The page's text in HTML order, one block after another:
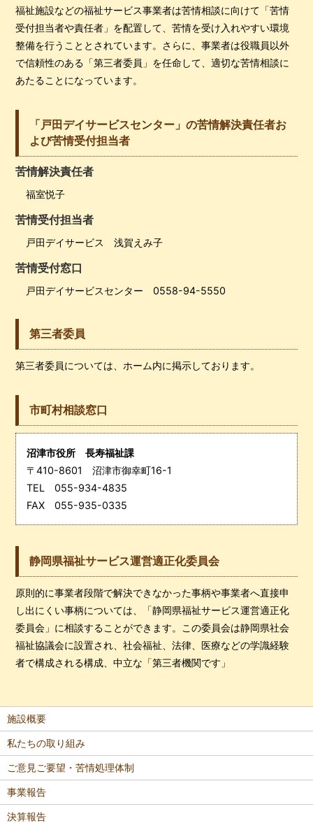
福祉施設などの福祉サービス事業者は苦情相談に向けて「苦情
受付担当者や責任者」を配置して、苦情を受け入れやすい環境
整備を行うこととされています。さらに、事業者は役職員以外
で信頼性のある「第三者委員」を任命して、適切な苦情相談に
あたることになっています。
「戸田デイサービスセンター」の苦情解決責任者お
よび苦情受付担当者
苦情解決責任者
福室悦子
苦情受付担当者
戸田デイサービス 浅賀えみ子
苦情受付窓口
戸田デイサービスセンター 0558-94-5550
第三者委員
第三者委員については、ホーム内に掲示しております。
市町村相談窓口
沼津市役所 長寿福祉課
〒410-8601 沼津市御幸町16-1
TEL 055-934-4835
FAX 055-935-0335
静岡県福祉サービス運営適正化委員会
原則的に事業者段階で解決できなかった事柄や事業者へ直接申
し出にくい事柄については、「静岡県福祉サービス運営適正化
委員会」に相談することができます。この委員会は静岡県社会
福祉協議会に設置され、社会福祉、法律、医療などの学識経験
者で構成される構成、中立な「第三者機関です」
施設概要
私たちの取り組み
ご意見ご要望・苦情処理体制
事業報告
決算報告